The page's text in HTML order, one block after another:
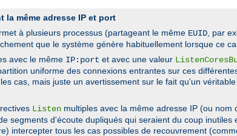
la même adresse IP et port
à plusieurs processus (partageant le même EUID , par
que le système génère habituellement lorsque ce
avec le même IP:port et avec une valeur
uniforme des connexions entrantes sur ces
cas, mais juste un avertissement sur le fait qu'un
Listen multiples avec la même adresse IP (ou nom
segments d'écoute dupliqués qui seraient du coup inutiles
intercepter tous les cas possibles de recouvrement